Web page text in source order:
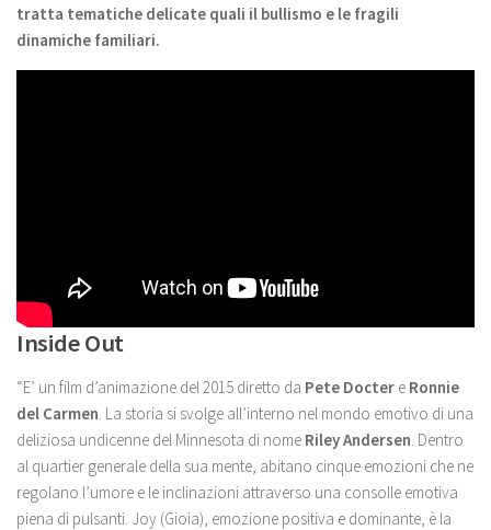
tratta tematiche delicate quali il bullismo e le fragili
dinamiche familiari.
Inside Out
“E’ un film d’animazione del 2015 diretto da Pete Docter e Ronnie
del Carmen . La storia si svolge all’interno nel mondo emotivo di una
deliziosa undicenne del Minnesota di nome Riley Andersen . Dentro
al quartier generale della sua mente, abitano cinque emozioni che ne
regolano l’umore e le inclinazioni attraverso una consolle emotiva
piena di pulsanti. Joy (Gioia), emozione positiva e dominante, è la